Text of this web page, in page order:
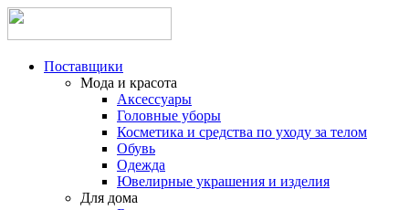
Поставщики
Мода и красота
Аксессуары
Головные уборы
Косметика и средства по уходу за телом
Обувь
Одежда
Ювелирные украшения и изделия
Для дома